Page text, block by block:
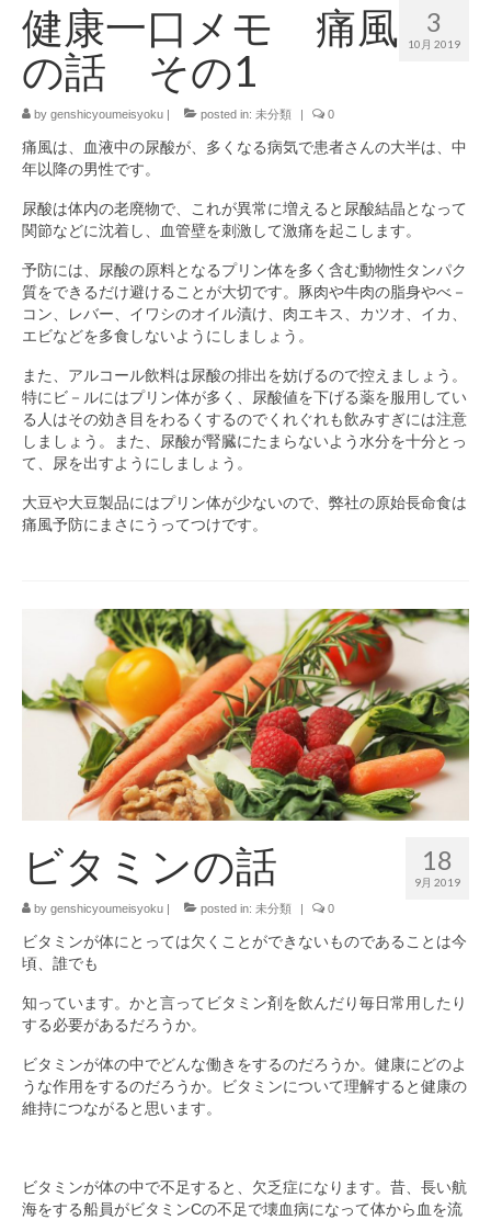
3
10月 2019
健康一口メモ 痛風
の話 その1
by genshicyoumeisyoku | posted in: 未分類 | 0
痛風は、血液中の尿酸が、多くなる病気で患者さんの大半は、中
年以降の男性です。
尿酸は体内の老廃物で、これが異常に増えると尿酸結晶となって
関節などに沈着し、血管壁を刺激して激痛を起こします。
予防には、尿酸の原料となるプリン体を多く含む動物性タンパク
質をできるだけ避けることが大切です。豚肉や牛肉の脂身やべ－
コン、レバー、イワシのオイル漬け、肉エキス、カツオ、イカ、
エビなどを多食しないようにしましょう。
また、アルコール飲料は尿酸の排出を妨げるので控えましょう。
特にビ－ルにはプリン体が多く、尿酸値を下げる薬を服用してい
る人はその効き目をわるくするのでくれぐれも飲みすぎには注意
しましょう。また、尿酸が腎臓にたまらないよう水分を十分とっ
て、尿を出すようにしましょう。
大豆や大豆製品にはプリン体が少ないので、弊社の原始長命食は
痛風予防にまさにうってつけです。
18
9月 2019
ビタミンの話
by genshicyoumeisyoku | posted in: 未分類 | 0
ビタミンが体にとっては欠くことができないものであることは今
頃、誰でも
知っています。かと言ってビタミン剤を飲んだり毎日常用したり
する必要があるだろうか。
ビタミンが体の中でどんな働きをするのだろうか。健康にどのよ
うな作用をするのだろうか。ビタミンについて理解すると健康の
維持につながると思います。
ビタミンが体の中で不足すると、欠乏症になります。昔、長い航
海をする船員がビタミンCの不足で壊血病になって体から血を流